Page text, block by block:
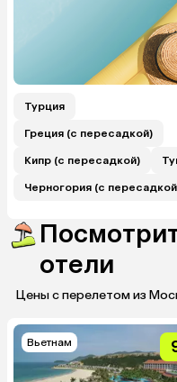
Турция
Греция (с пересадкой)
Кипр (с пересадкой)
Черногория (с
отели
Цены с перелетом из
Вьетнам